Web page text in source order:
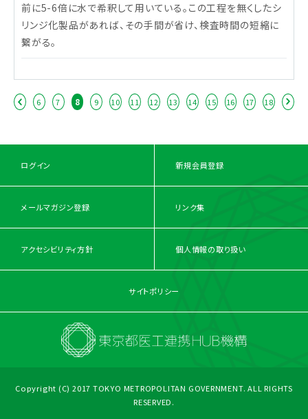
前に5-6倍に水で希釈して用いている。この工程を無くしたシ
リンジ化製品があれば、その手間が省け、検査時間の短縮に
繋がる。
6 7 8 9 10 11 12 13 14 15 16 17 18
ログイン 新規会員登録
メールマガジン登録 リンク集
アクセシビリティ方針 個人情報の取り扱い
サイトポリシー
Copyright (C) 2017 TOKYO METROPOLITAN GOVERNMENT. ALL RIGHTS
RESERVED.